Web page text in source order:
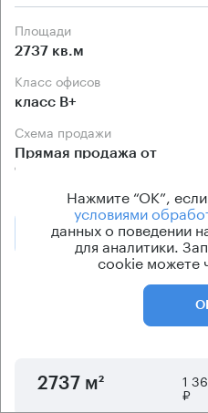
Площади
2737 кв.м
Класс офисов
класс B+
Схема продажи
Прямая продажа от
собственника
Позвонить
Предложения по
2737 м² 1
₽
Нажмите “ОК”,
условиями
данных о поведении
для аналитики.
cookie можете